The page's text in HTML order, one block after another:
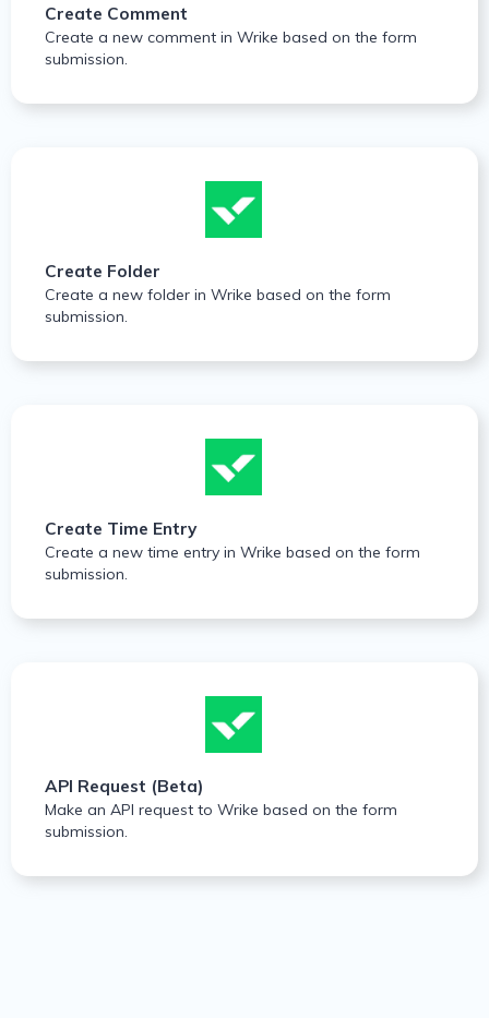
Create Comment
Create a new comment in Wrike based on the form
submission.
Create Folder
Create a new folder in Wrike based on the form
submission.
Create Time Entry
Create a new time entry in Wrike based on the form
submission.
API Request (Beta)
Make an API request to Wrike based on the form
submission.